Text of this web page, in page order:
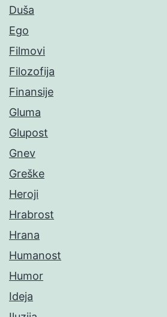
Duša
Ego
Filmovi
Filozofija
Finansije
Gluma
Glupost
Gnev
Greške
Heroji
Hrabrost
Hrana
Humanost
Humor
Ideja